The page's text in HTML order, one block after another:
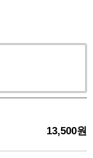
13,500원